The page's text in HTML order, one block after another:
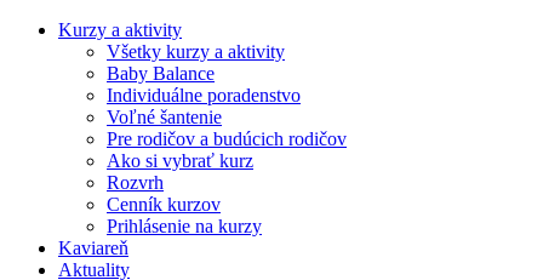
Kurzy a aktivity
Všetky kurzy a aktivity
Baby Balance
Individuálne poradenstvo
Voľné šantenie
Pre rodičov a budúcich rodičov
Ako si vybrať kurz
Rozvrh
Cenník kurzov
Prihlásenie na kurzy
Kaviareň
Aktuality